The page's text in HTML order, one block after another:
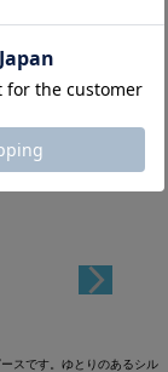
スです。ゆとりのあるシル